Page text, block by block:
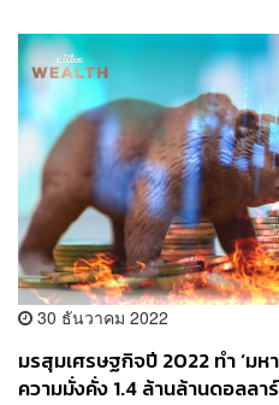
30 ธันวาคม 2022
มรสุมเศรษฐกิจปี 2022 ทำ ‘ม
ความมั่งคั่ง 1.4 ล้านล้านดอลลาร์